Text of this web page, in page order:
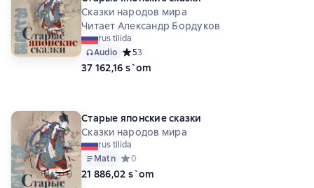
Сказки народов мира
Читает Александр Бордуков
rus tilida
Audio Средний рейтинг 5 на основе 3 оценок
53
37 162,16 s`om
Старые японские сказки
Сказки народов мира
rus tilida
Matn Средний рейтинг 0 на основе 0 оценок
0
21 886,02 s`om